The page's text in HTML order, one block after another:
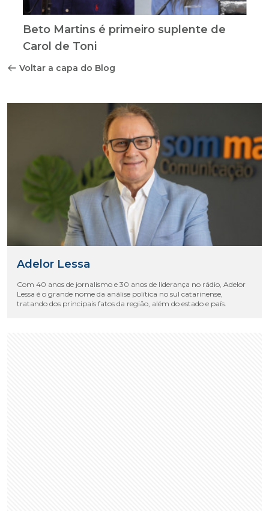
Beto Martins é primeiro suplente de
Carol de Toni
Voltar a capa do Blog
Adelor Lessa
Com 40 anos de jornalismo e 30 anos de liderança no rádio, Adelor
Lessa é o grande nome da análise política no sul catarinense,
tratando dos principais fatos da região, além do estado e país.